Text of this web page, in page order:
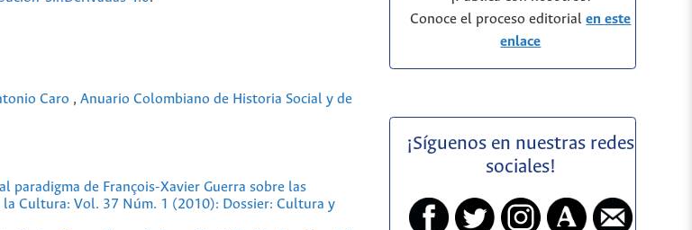
Caro , Anuario Colombiano de Historia Social y de
paradigma de François-Xavier Guerra sobre las
Cultura: Vol. 37 Núm. 1 (2010): Dossier: Cultura y
Conoce el proceso editorialen este
enlace
¡Síguenos en nuestras redes
sociales!